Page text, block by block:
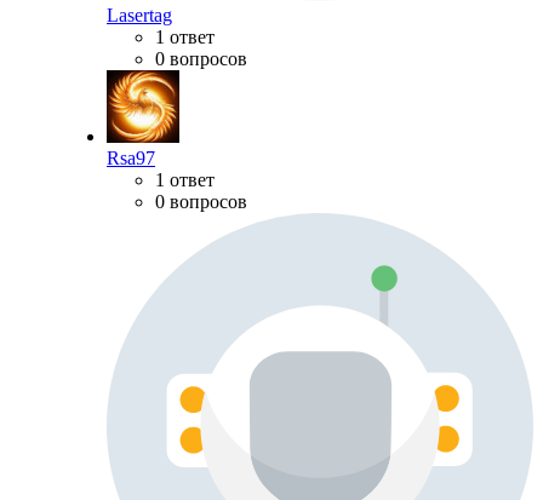
Lasertag
1 ответ
0 вопросов
Rsa97
1 ответ
0 вопросов